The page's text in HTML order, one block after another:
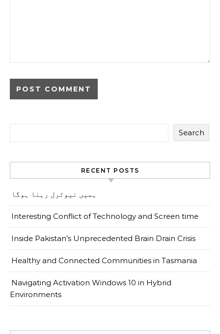
Search
RECENT POSTS
ہمیں نیوٹرل رہنا ہوگا
Interesting Conflict of Technology and Screen time
Inside Pakistan’s Unprecedented Brain Drain Crisis
Healthy and Connected Communities in Tasmania
Navigating Activation Windows 10 in Hybrid
Environments